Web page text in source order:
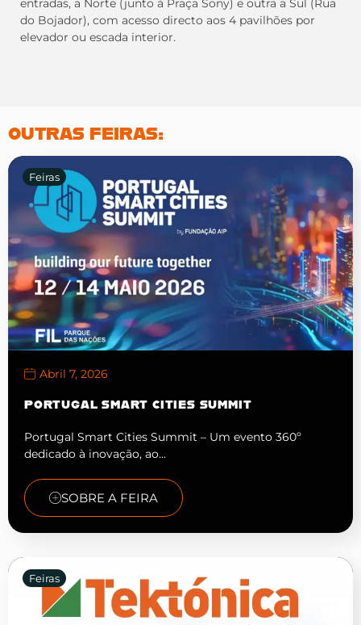
entradas, a Norte (junto à Praça Sony) e outra a Sul (Rua
do Bojador), com acesso directo aos 4 pavilhões por
elevador ou escada interior.
OUTRAS FEIRAS:
Feiras
Abril 7, 2026
PORTUGAL SMART CITIES SUMMIT
Portugal Smart Cities Summit – Um evento 360º
dedicado à inovação, ao…
SOBRE A FEIRA
Feiras